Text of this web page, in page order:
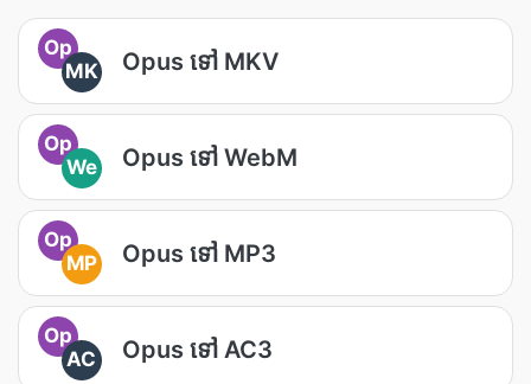
Op
MK
Opus ទៅ MKV
Op
We
Opus ទៅ WebM
Op
MP
Opus ទៅ MP3
Op
AC
Opus ទៅ AC3